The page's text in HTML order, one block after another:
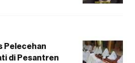
Pelecehan
di Pesantren